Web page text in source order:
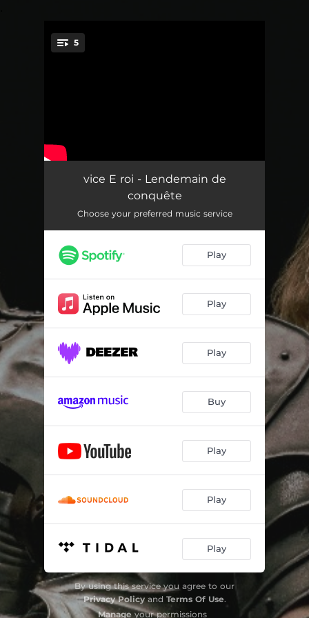
5
Ennemi
Meilleurs ensemble
Brûler le rêve américain 02:36
Fils de rien
vice E roi - Lendemain de
conquête
Choose your preferred music service
Play
Play
Play
Buy
Play
Play
Play
By using this service you agree to our
Privacy Policyand Terms Of Use.
Manage your permissions